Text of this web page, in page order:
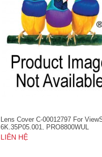
Lens Cover C-00012797 For
6K.35P05.001, PRO8800WUL
LIÊN HỆ